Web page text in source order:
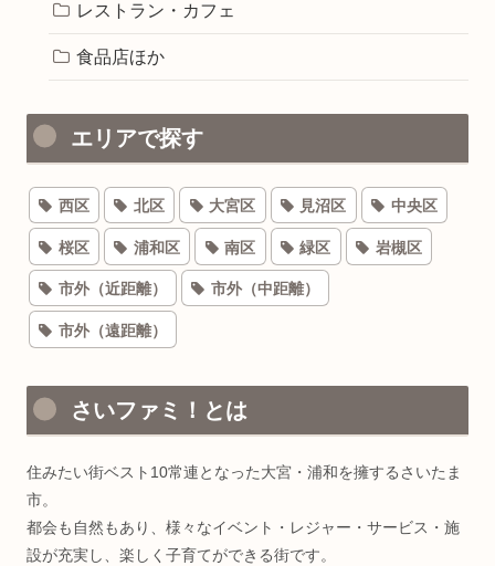
レストラン・カフェ
食品店ほか
エリアで探す
西区 北区 大宮区 見沼区 中央区
桜区 浦和区 南区 緑区 岩槻区
市外（近距離） 市外（中距離）
市外（遠距離）
さいファミ！とは
住みたい街ベスト10常連となった大宮・浦和を擁するさいたま
市。
都会も自然もあり、様々なイベント・レジャー・サービス・施
設が充実し、楽しく子育てができる街です。